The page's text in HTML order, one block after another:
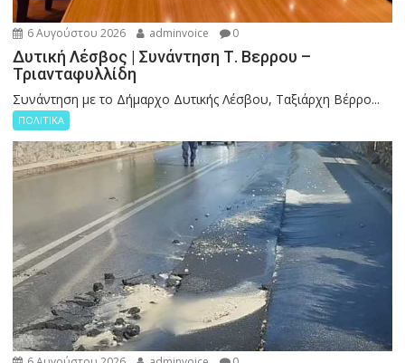
6 Αυγούστου 2026 adminvoice 0
Δυτική Λέσβος | Συνάντηση Τ. Βερρου –
Τριανταφυλλίδη
Συνάντηση με το Δήμαρχο Δυτικής Λέσβου, Ταξιάρχη Βέρρο...
ΠΟΛΙΤΙΚΑ